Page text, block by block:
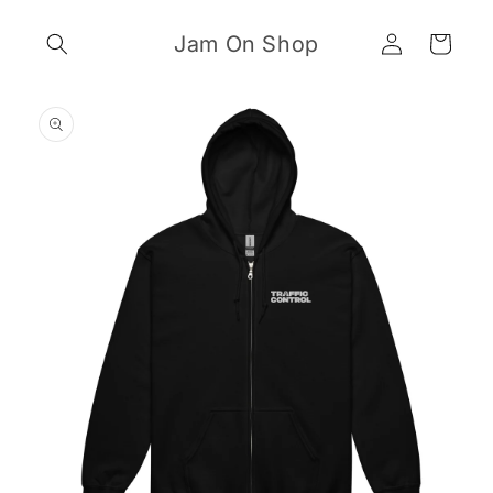
content
Jam On Shop
Log
in
Cart
product
information